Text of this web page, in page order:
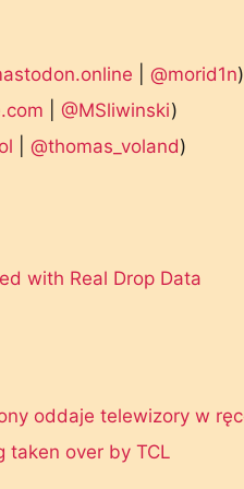
@morid1n)
@MSliwinski)
@thomas_voland)
with Real Drop Data
oddaje telewizory w
taken over by TCL